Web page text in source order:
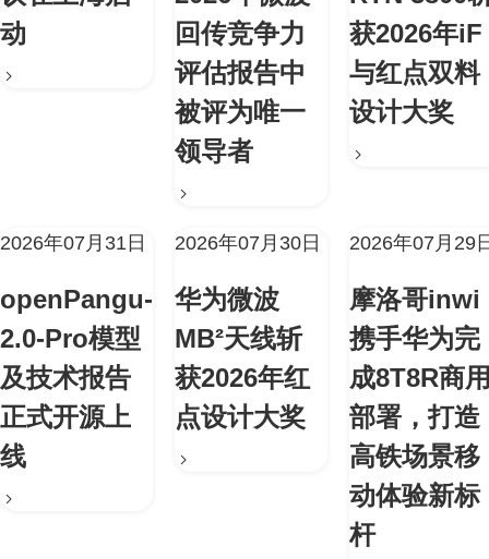
动
回传竞争力
评估报告中
被评为唯一
领导者
获2026年iF
与红点双料
设计大奖
2026年07月31日
openPangu-
2.0-Pro模型
及技术报告
正式开源上
线
2026年07月30日
华为微波
MB²天线斩
获2026年红
点设计大奖
2026年07月29
摩洛哥inwi
携手华为完
成8T8R商
部署，打造
高铁场景移
动体验新标
杆